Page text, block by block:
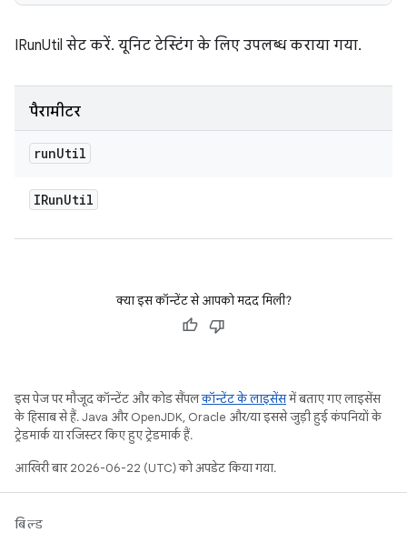
IRunUtil सेट करें. यूनिट टेस्टिंग के लिए उपलब्ध कराया गया.
पैरामीटर
runUtil
IRunUtil
क्या इस कॉन्टेंट से आपको मदद मिली?
इस पेज पर मौजूद कॉन्टेंट और कोड सैंपलकॉन्टेंट के लाइसेंसमें बताए गए लाइसेंस
के हिसाब से हैं. Java और OpenJDK, Oracle और/या इससे जुड़ी हुई कंपनियों के
ट्रेडमार्क या रजिस्टर किए हुए ट्रेडमार्क हैं.
आखिरी बार 2026-06-22 (UTC) को अपडेट किया गया.
बिल्ड